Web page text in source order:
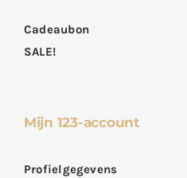
Cadeaubon
SALE!
Mijn 123-account
Profielgegevens